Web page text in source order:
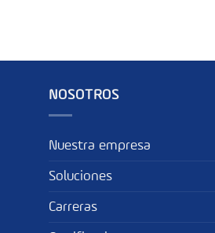
NOSOTROS
Nuestra empresa
Soluciones
Carreras